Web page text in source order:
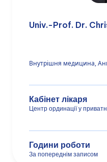
Univ.-Prof. Dr.
Внутрішня медицина,
Кабінет лікаря
Центр ординації у
Години роботи
За попереднім записом